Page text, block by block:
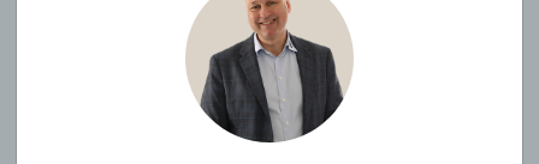
Virksomheden har tegnet ansvarsforsikring og garantistillelse
hos HDI Global Specialty, Langebrogade 3F, 1411 København K.